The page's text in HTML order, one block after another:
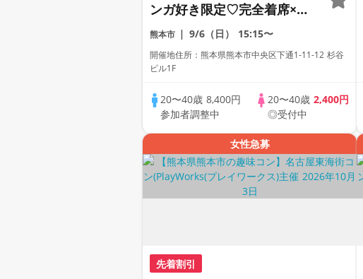
ンガ好き限定♡完全着席×マ
ッチングゲーム付きアニメコ
ン
熊本市 9/6（日） 15:15〜
開催地住所：熊本県熊本市中央区下通1-11-12 杉谷
ビル1F
20〜40歳 8,400円
参加者調整中
20〜40歳 2,400円
◎受付中
女性急募
先着割引